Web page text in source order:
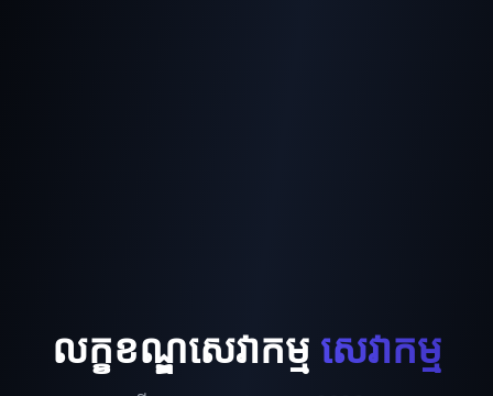
លក្ខខណ្ឌសេវាកម្ម សេវាកម្ម